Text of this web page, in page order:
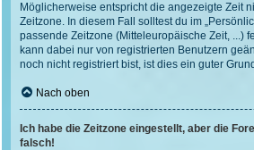
Möglicherweise entspricht die angezeigte Zeit
Zeitzone. In diesem Fall solltest du im
passende Zeitzone (Mitteleuropäische Zeit, ...)
kann dabei nur von registrierten Benutzern
noch nicht registriert bist, ist dies ein guter
Nach oben
Ich habe die Zeitzone eingestellt, aber die
falsch!